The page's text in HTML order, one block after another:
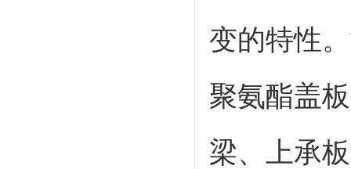
变的特性
聚氨酯盖
梁、上承